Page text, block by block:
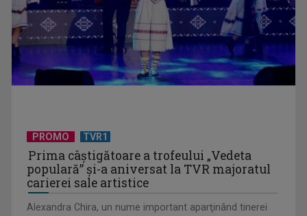
UNTOLD ONE, la Cluj-Napoca | VIDEO
PROMO TVR1
Prima câştigătoare a trofeului „Vedeta
populară” şi-a aniversat la TVR majoratul
carierei sale artistice
Alexandra Chira, un nume important aparţinând tinerei